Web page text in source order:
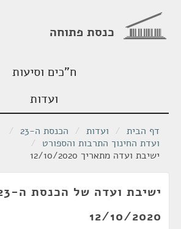
כנסת פתוחה
ח"כים וסיעות
ועדות
דף הבית / ועדות / הכנסת ה-23
/
ועדת החינוך התרבות והספורט /
ישיבת ועדה מתאריך 12/10/2020
12/10/2020